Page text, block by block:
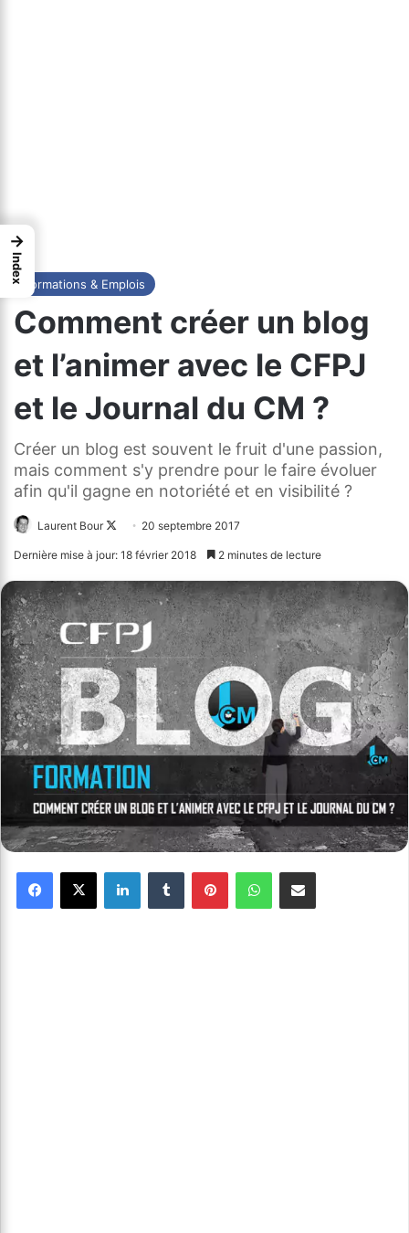
Formations & Emplois
Comment créer un blog
et l’animer avec le CFPJ
et le Journal du CM ?
Créer un blog est souvent le fruit d'une passion,
mais comment s'y prendre pour le faire évoluer
afin qu'il gagne en notoriété et en visibilité ?
Laurent Bour
Follow20 septembre 2017
Dernière mise à jour: 18 février 2018 2 minutes de lecture
→
Index